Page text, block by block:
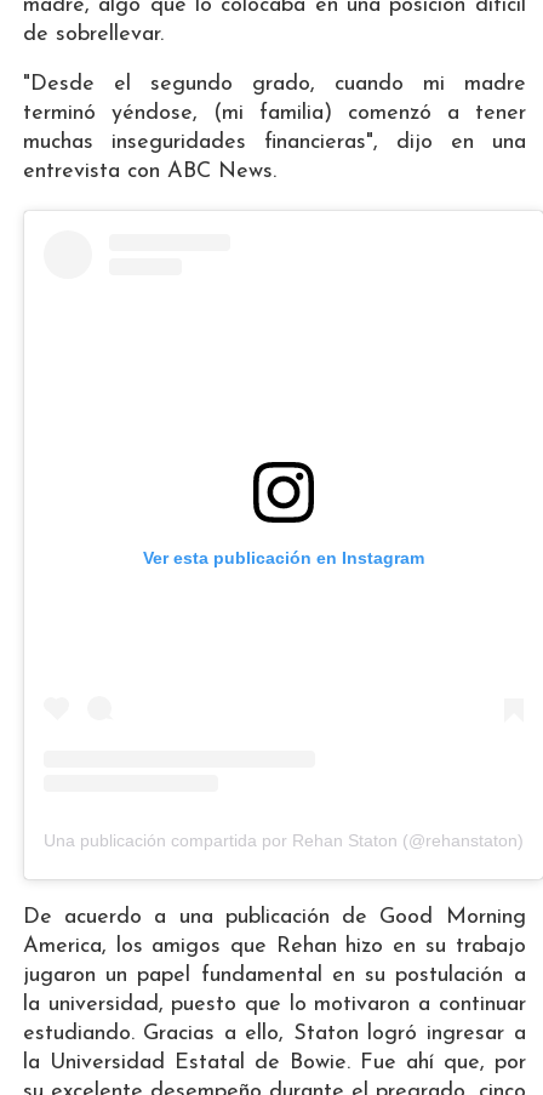
madre, algo que lo colocaba en una posición difícil
de sobrellevar.
"Desde el segundo grado, cuando mi madre
terminó yéndose, (mi familia) comenzó a tener
muchas inseguridades financieras", dijo en una
entrevista con ABC News.
Ver esta publicación en Instagram
Una publicación compartida por Rehan Staton (@rehanstaton)
De acuerdo a una publicación de Good Morning
America, los amigos que Rehan hizo en su trabajo
jugaron un papel fundamental en su postulación a
la universidad, puesto que lo motivaron a continuar
estudiando. Gracias a ello, Staton logró ingresar a
la Universidad Estatal de Bowie. Fue ahí que, por